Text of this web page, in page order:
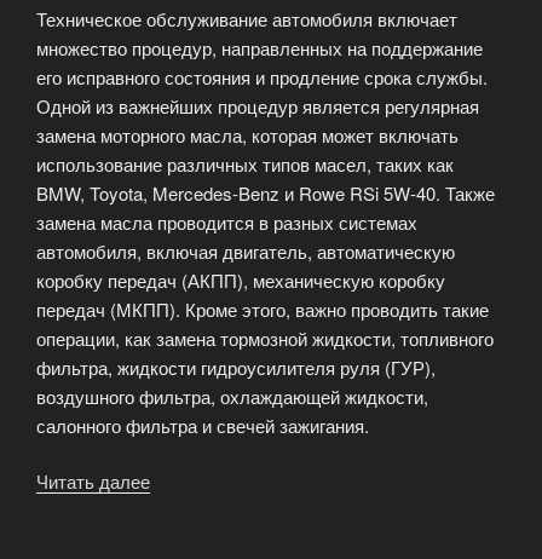
Техническое обслуживание автомобиля включает
множество процедур, направленных на поддержание
его исправного состояния и продление срока службы.
Одной из важнейших процедур является регулярная
замена моторного масла, которая может включать
использование различных типов масел, таких как
BMW, Toyota, Mercedes-Benz и Rowe RSi 5W-40. Также
замена масла проводится в разных системах
автомобиля, включая двигатель, автоматическую
коробку передач (АКПП), механическую коробку
передач (МКПП). Кроме этого, важно проводить такие
операции, как замена тормозной жидкости, топливного
фильтра, жидкости гидроусилителя руля (ГУР),
воздушного фильтра, охлаждающей жидкости,
салонного фильтра и свечей зажигания.
Читать далее